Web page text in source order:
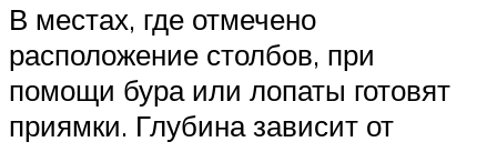
В местах, где отмечено
расположение столбов, при
помощи бура или лопаты готовят
приямки. Глубина зависит от